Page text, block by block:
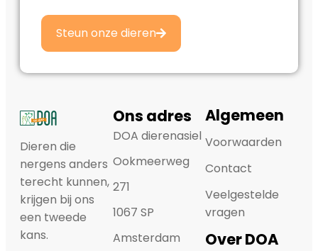
Steun onze dieren
Dieren die
nergens anders
terecht kunnen,
krijgen bij ons
een tweede
kans.
Ons adres
DOA dierenasiel
Ookmeerweg
271
1067 SP
Amsterdam
Algemeen
Voorwaarden
Contact
Veelgestelde
vragen
Over DOA